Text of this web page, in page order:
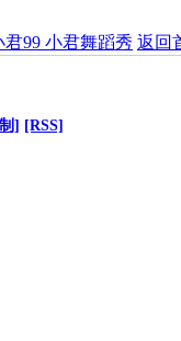
君99 小君舞蹈秀 返回
] [RSS]